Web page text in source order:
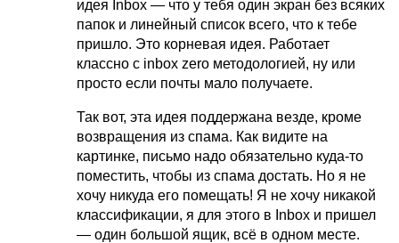
идея Inbox — что у тебя один экран без всяких
папок и линейный список всего, что к тебе
пришло. Это корневая идея. Работает
классно с inbox zero методологией, ну или
просто если почты мало получаете.
Так вот, эта идея поддержана везде, кроме
возвращения из спама. Как видите на
картинке, письмо надо обязательно куда-то
поместить, чтобы из спама достать. Но я не
хочу никуда его помещать! Я не хочу никакой
классификации, я для этого в Inbox и пришел
— один большой ящик, всё в одном месте.